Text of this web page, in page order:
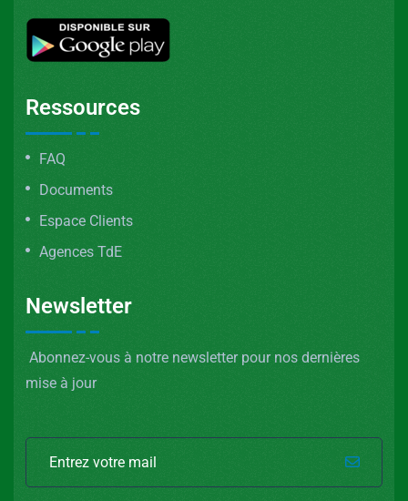
Ressources
FAQ
Documents
Espace Clients
Agences TdE
Newsletter
Abonnez-vous à notre newsletter pour nos dernières
mise à jour